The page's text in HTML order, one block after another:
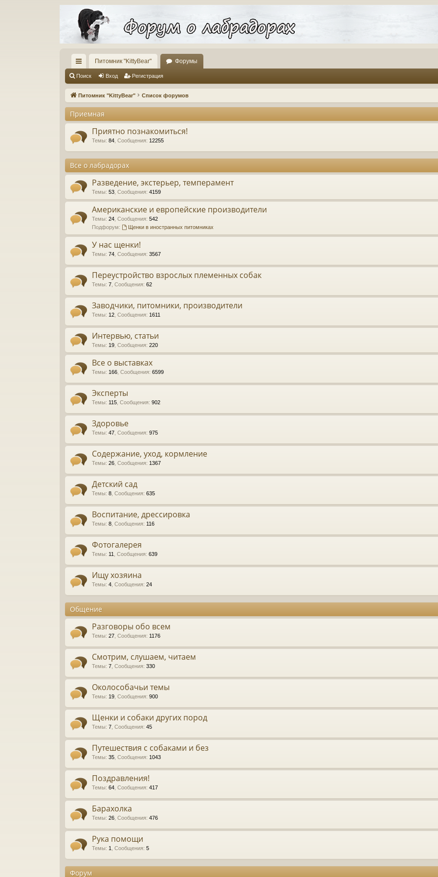
с
ы
и
Питомник "KittyBear" Форумы
Поиск Вход Регистрация
Питомник "KittyBear" Список форумов
Приемная
Приятно познакомиться!
Темы: 84 Сообщения: 12255
Все о лабрадорах
Разведение, экстерьер, темперамент
Темы: 53 Сообщения: 4159
Американские и европейские производители
Темы: 24 Сообщения: 542
Подфорум:
Щенки в иностранных питомниках
У нас щенки!
Темы: 74 Сообщения: 3567
Переустройство взрослых племенных собак
Темы: 7 Сообщения: 62
Заводчики, питомники, производители
Темы: 12 Сообщения: 1611
Интервью, статьи
Темы: 19 Сообщения: 220
Все о выставках
Темы: 166 Сообщения: 6599
Эксперты
Темы: 115 Сообщения: 902
Здоровье
Темы: 47 Сообщения: 975
Содержание, уход, кормление
Темы: 26 Сообщения: 1367
Детский сад
Темы: 8 Сообщения: 635
Воспитание, дрессировка
Темы: 8 Сообщения: 116
Фотогалерея
Темы: 11 Сообщения: 639
Ищу хозяина
Темы: 4 Сообщения: 24
Общение
Разговоры обо всем
Темы: 27 Сообщения: 1176
Смотрим, слушаем, читаем
Темы: 7 Сообщения: 330
Околособачьи темы
Темы: 19 Сообщения: 900
Щенки и собаки других пород
Темы: 7 Сообщения: 45
Путешествия с собаками и без
Темы: 35 Сообщения: 1043
Поздравления!
Темы: 64 Сообщения: 417
Барахолка
Темы: 26 Сообщения: 476
Рука помощи
Темы: 1 Сообщения: 5
Форум